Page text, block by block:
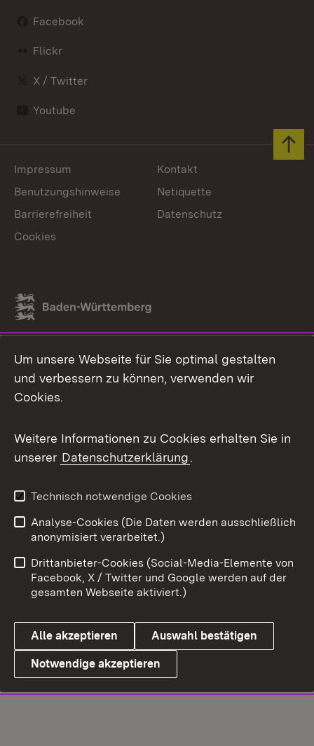
Facebook
Flickr
X / Twitter
Youtube
Link zum Landesportal
Impressum
Kontakt
Benutzungshinweise
Netiquette
Barrierefreiheit
Datenschutz
Cookies
Um unsere Webseite für Sie optimal gestalten
und verbessern zu können, verwenden wir
Cookies.
Weitere Informationen zu Cookies erhalten Sie in
unserer Datenschutzerklärung.
Technisch notwendige Cookies
Analyse-Cookies (Die Daten werden ausschließlich
anonymisiert verarbeitet.)
Drittanbieter-Cookies (Social-Media-Elemente von
Facebook, X / Twitter und Google werden auf der
gesamten Webseite aktiviert.)
Alle akzeptieren Auswahl bestätigen
Notwendige akzeptieren